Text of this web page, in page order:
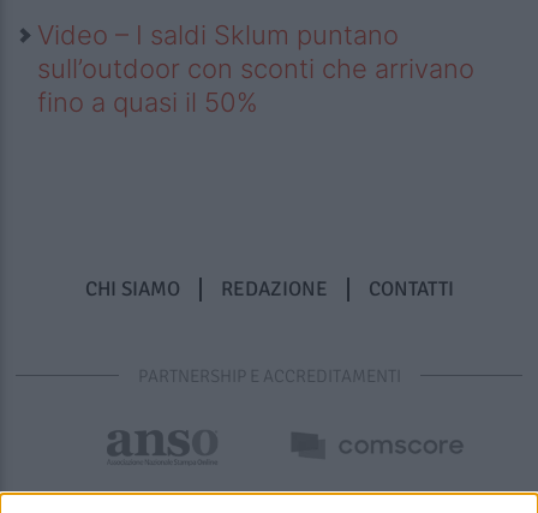
Video – I saldi Sklum puntano
sull’outdoor con sconti che arrivano
fino a quasi il 50%
CHI SIAMO REDAZIONE CONTATTI
PARTNERSHIP E ACCREDITAMENTI